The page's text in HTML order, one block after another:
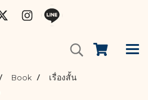
Book
เรื่องสั้น